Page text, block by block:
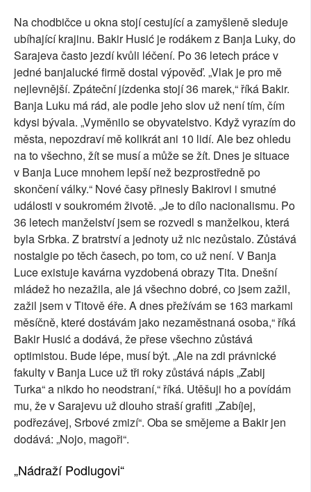
Na chodbičce u okna stojí cestující a zamyšleně sleduje
ubíhající krajinu. Bakir Husić je rodákem z Banja Luky, do
Sarajeva často jezdí kvůli léčení. Po 36 letech práce v
jedné banjalucké firmě dostal výpověď. „Vlak je pro mě
nejlevnější. Zpáteční jízdenka stojí 36 marek,“ říká Bakir.
Banja Luku má rád, ale podle jeho slov už není tím, čím
kdysi bývala. „Vyměnilo se obyvatelstvo. Když vyrazím do
města, nepozdraví mě kolikrát ani 10 lidí. Ale bez ohledu
na to všechno, žít se musí a může se žít. Dnes je situace
v Banja Luce mnohem lepší než bezprostředně po
skončení války.“ Nové časy přinesly Bakirovi i smutné
události v soukromém životě. „Je to dílo nacionalismu. Po
36 letech manželství jsem se rozvedl s manželkou, která
byla Srbka. Z bratrství a jednoty už nic nezůstalo. Zůstává
nostalgie po těch časech, po tom, co už není. V Banja
Luce existuje kavárna vyzdobená obrazy Tita. Dnešní
mládež ho nezažila, ale já všechno dobré, co jsem zažil,
zažil jsem v Titově éře. A dnes přežívám se 163 markami
měsíčně, které dostávám jako nezaměstnaná osoba,“ říká
Bakir Husić a dodává, že přese všechno zůstává
optimistou. Bude lépe, musí být. „Ale na zdi právnické
fakulty v Banja Luce už tři roky zůstává nápis „Zabij
Turka“ a nikdo ho neodstraní,“ říká. Utěšuji ho a povídám
mu, že v Sarajevu už dlouho straší grafiti „Zabíjej,
podřezávej, Srbové zmizí“. Oba se smějeme a Bakir jen
dodává: „Nojo, magoři“.
„Nádraží Podlugovi“